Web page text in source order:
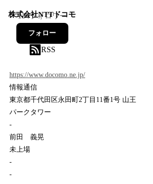
株式会社NTTドコモ
134フォロワー
フォロー
RSS
https://www.docomo.ne.jp/
情報通信
東京都千代田区永田町2丁目11番1号 山王
パークタワー
-
前田 義晃
未上場
-
-